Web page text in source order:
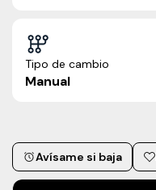
Tipo de cambio
Manual
Avísame si baja